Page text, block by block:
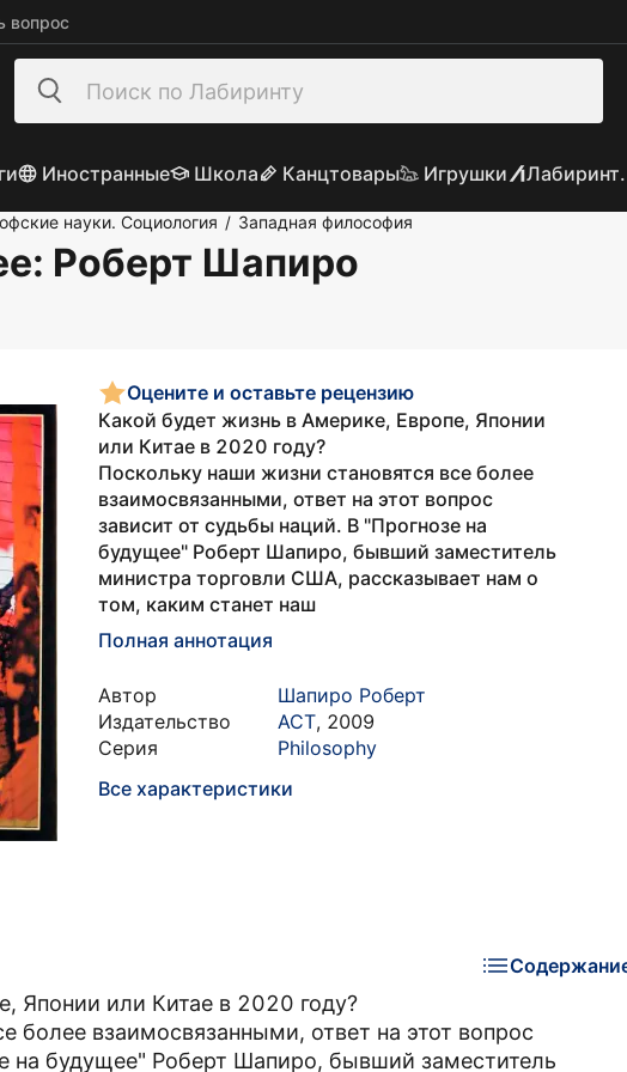
вопрос
Иностранные Школа Канцтовары Игрушки
науки. Социология / Западная философия
: Роберт Шапиро
Оцените и оставьте рецензию
Какой будет жизнь в Америке, Европе, Японии
или Китае в 2020 году?
Поскольку наши жизни становятся все более
взаимосвязанными, ответ на этот вопрос
зависит от судьбы наций. В "Прогнозе на
будущее" Роберт Шапиро, бывший заместитель
министра торговли США, рассказывает нам о
том, каким станет наш
Полная аннотация
Автор
Шапиро Роберт
Издательство
АСТ, 2009
Серия
Philosophy
Все характеристики
Японии или Китае в 2020 году?
более взаимосвязанными, ответ на этот вопрос
на будущее" Роберт Шапиро, бывший заместитель